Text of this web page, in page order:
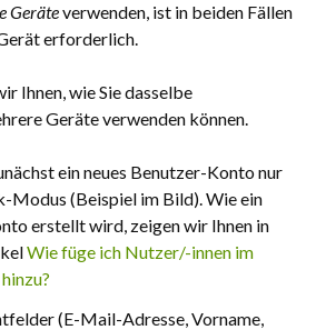
Geräteverwenden, ist in beiden Fällen
erforderlich.
Ihnen, wie Sie dasselbe
Geräte verwenden können.
ein neues Benutzer-Konto nur
Modus (Beispiel im Bild). Wie ein
erstellt wird, zeigen wir Ihnen in
Wie füge ich Nutzer/-innen im
(E-Mail-Adresse, Vorname,